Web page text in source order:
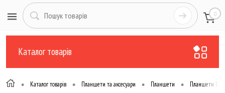
0
Каталог товарів
• Каталог товарів • Планшети та аксесуари • Планшети • Планшети